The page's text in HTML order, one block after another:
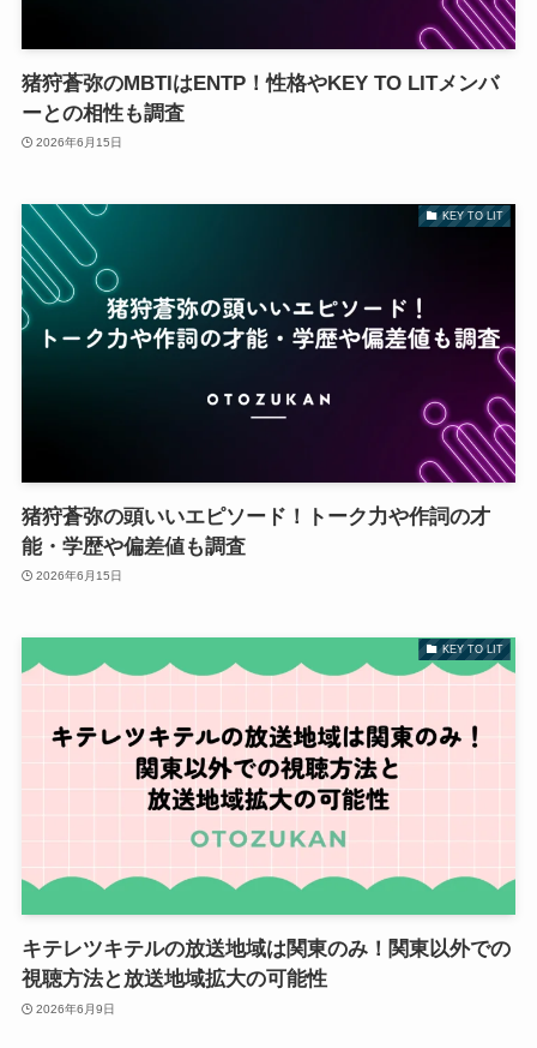
猪狩蒼弥のMBTIはENTP！性格やKEY TO LITメンバ
ーとの相性も調査
2026年6月15日
KEY TO LIT
猪狩蒼弥の頭いいエピソード！トーク力や作詞の才
能・学歴や偏差値も調査
2026年6月15日
KEY TO LIT
キテレツキテルの放送地域は関東のみ！関東以外での
視聴方法と放送地域拡大の可能性
2026年6月9日